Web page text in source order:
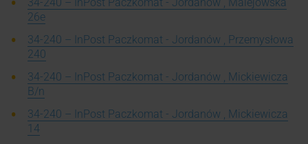
26e
34-240 – InPost Paczkomat - Jordanów , Przemysłowa
240
34-240 – InPost Paczkomat - Jordanów , Mickiewicza
B/n
34-240 – InPost Paczkomat - Jordanów , Mickiewicza
14